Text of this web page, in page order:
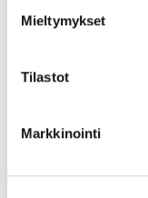
Mieltymykset
Tilastot
Markkinointi
Valiokunnat
Strategia
Oikeusguru-